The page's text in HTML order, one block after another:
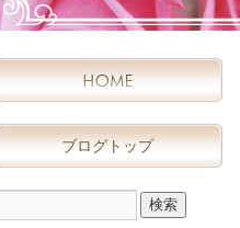
ブログトップ